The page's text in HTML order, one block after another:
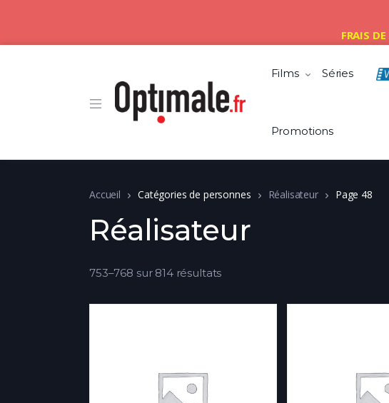
FRAIS
Films Séries
Promotions
Accueil Catégories de personnes Réalisateur Page 48
Réalisateur
753–768 sur 814 résultats